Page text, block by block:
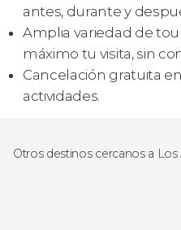
antes, durante y
Amplia variedad de
máximo tu visita, sin
Cancelación gratuita
actividades.
Otros destinos cercanos a